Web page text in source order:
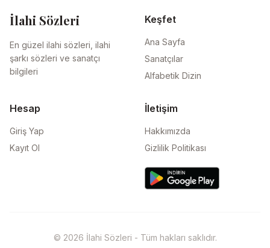
İlahi Sözleri
En güzel ilahi sözleri, ilahi
şarkı sözleri ve sanatçı
bilgileri
Keşfet
Ana Sayfa
Sanatçılar
Alfabetik Dizin
Hesap
Giriş Yap
Kayıt Ol
İletişim
Hakkımızda
Gizlilik Politikası
© 2026 İlahi Sözleri - Tüm hakları saklıdır.